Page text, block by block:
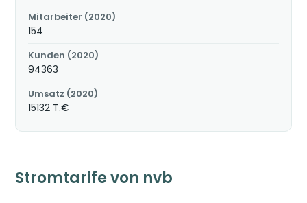
Mitarbeiter (2020)
154
Kunden (2020)
94363
Umsatz (2020)
15132 T.€
Stromtarife von nvb